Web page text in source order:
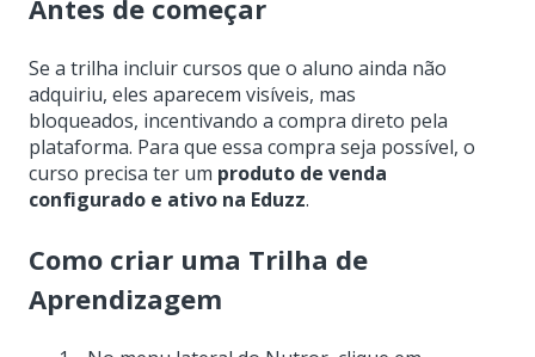
Antes de começar
Se a trilha incluir cursos que o aluno ainda não
adquiriu, eles aparecem visíveis, mas
bloqueados, incentivando a compra direto pela
plataforma. Para que essa compra seja possível, o
curso precisa ter um produto de venda
configurado e ativo na Eduzz.
Como criar uma Trilha de
Aprendizagem